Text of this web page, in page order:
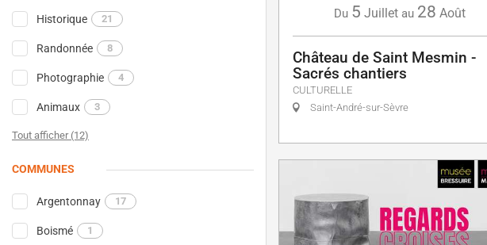
Historique 21
Randonnée 8
Photographie 4
Animaux 3
Tout afficher (12)
COMMUNES
Argentonnay 17
Boismé 1
Du 5 Juillet au 28 Août
Château de Saint Mesmin -
Sacrés chantiers
CULTURELLE
Saint-André-sur-Sèvre